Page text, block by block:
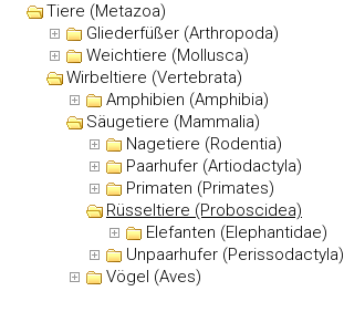
Tiere (Metazoa)
Gliederfüßer (Arthropoda)
Weichtiere (Mollusca)
Wirbeltiere (Vertebrata)
Amphibien (Amphibia)
Säugetiere (Mammalia)
Nagetiere (Rodentia)
Paarhufer (Artiodactyla)
Primaten (Primates)
Rüsseltiere (Proboscidea)
Elefanten (Elephantidae)
Unpaarhufer (Perissodactyla)
Vögel (Aves)